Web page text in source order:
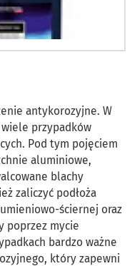
antykorozyjne. W
przypadków
Pod tym pojęciem
aluminiowe,
blachy
zaliczyć podłoża
ściernej oraz
poprzez mycie
bardzo ważne
który zapewni